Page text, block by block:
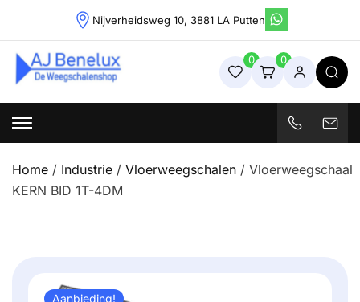
content
Nijverheidsweg 10, 3881 LA Putten
Weegschalenshop | Precisieweegschalen & Industriële
Weegoplossingen
0 0
Home / Industrie / Vloerweegschalen / Vloerweegschaal
KERN BID 1T-4DM
Aanbieding!